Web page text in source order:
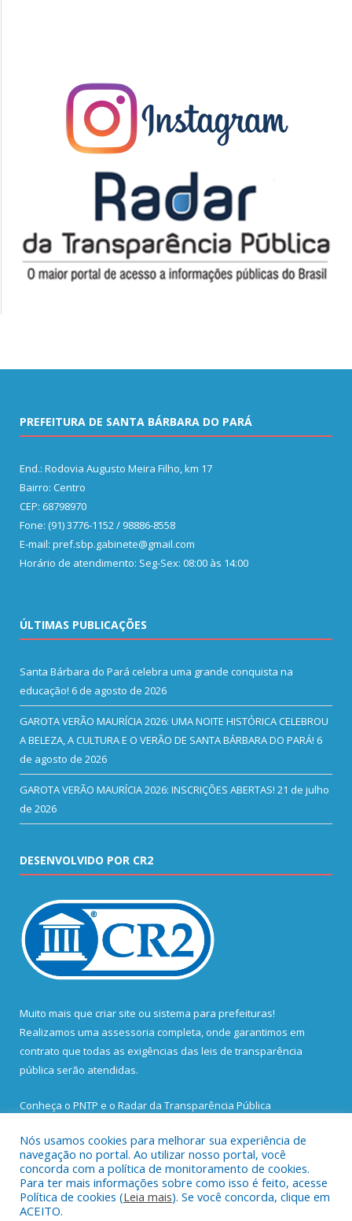
PREFEITURA DE SANTA BÁRBARA DO PARÁ
End.: Rodovia Augusto Meira Filho, km 17
Bairro: Centro
CEP: 68798970
Fone: (91) 3776-1152 / 98886-8558
E-mail: pref.sbp.gabinete@gmail.com
Horário de atendimento: Seg-Sex: 08:00 às 14:00
ÚLTIMAS PUBLICAÇÕES
Santa Bárbara do Pará celebra uma grande conquista na
educação! 6 de agosto de 2026
GAROTA VERÃO MAURÍCIA 2026: UMA NOITE HISTÓRICA CELEBROU
A BELEZA, A CULTURA E O VERÃO DE SANTA BÁRBARA DO PARÁ! 6
de agosto de 2026
GAROTA VERÃO MAURÍCIA 2026: INSCRIÇÕES ABERTAS! 21 de julho
de 2026
DESENVOLVIDO POR CR2
Muito mais que criar site ou sistema para prefeituras!
Realizamos uma assessoria completa, onde garantimos em
contrato que todas as exigências das leis de transparência
pública serão atendidas.
Conheça o PNTP e o Radar da Transparência Pública
Todos os direitos reservados a Prefeitura Municipal de Santa
Bárbara do Pará.
Nós usamos cookies para melhorar sua experiência de
navegação no portal. Ao utilizar nosso portal, você
concorda com a política de monitoramento de cookies.
Para ter mais informações sobre como isso é feito, acesse
Política de cookies (Leia mais). Se você concorda, clique em
ACEITO.